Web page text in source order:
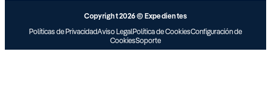
Copyright 2026 © Expedientes
Políticas de PrivacidadAviso LegalPolítica de CookiesConfiguración de
CookiesSoporte